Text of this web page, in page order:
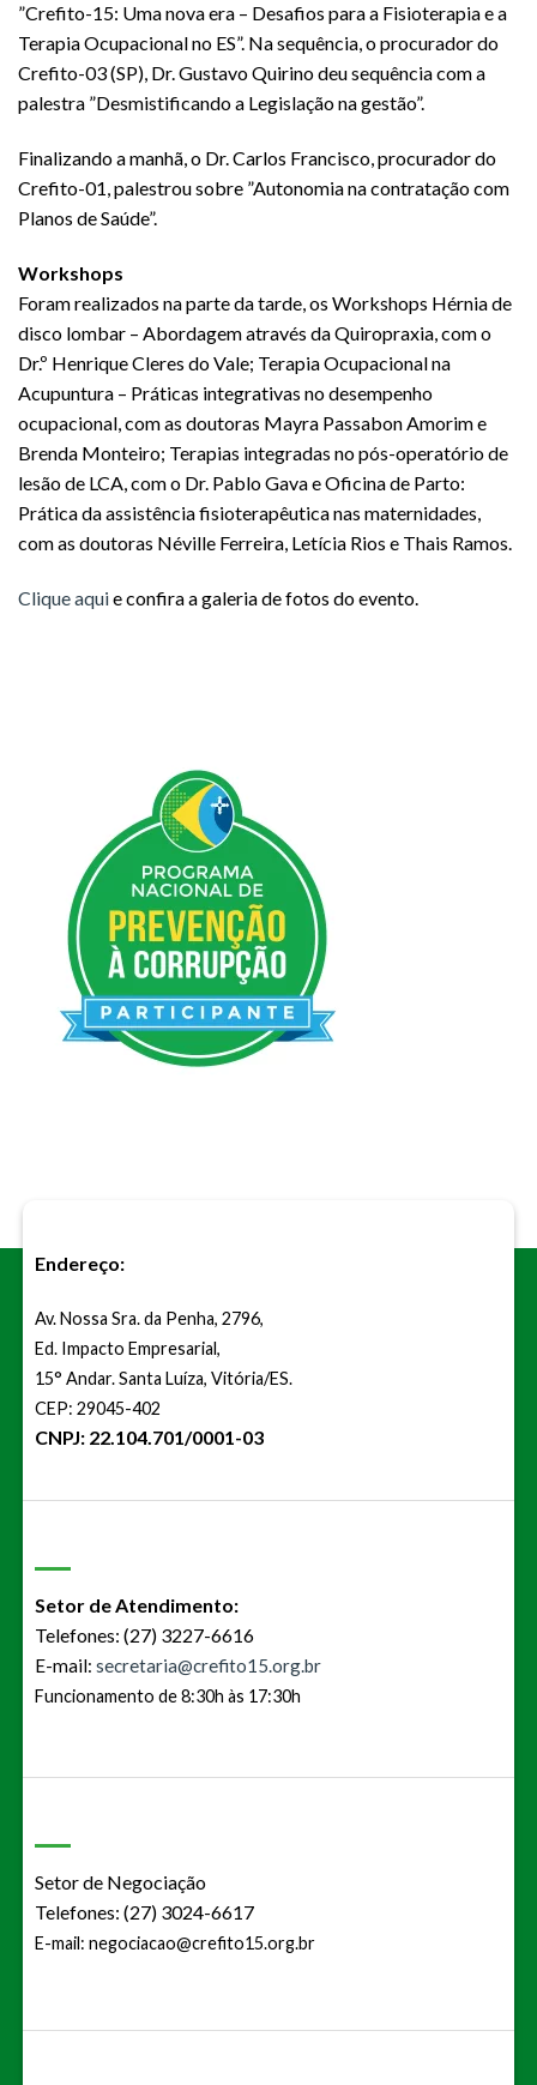
”Crefito-15: Uma nova era – Desafios para a Fisioterapia e a
Terapia Ocupacional no ES”. Na sequência, o procurador do
Crefito-03 (SP), Dr. Gustavo Quirino deu sequência com a
palestra ”Desmistificando a Legislação na gestão”.
Finalizando a manhã, o Dr. Carlos Francisco, procurador do
Crefito-01, palestrou sobre ”Autonomia na contratação com
Planos de Saúde”.
Workshops
Foram realizados na parte da tarde, os Workshops Hérnia de
disco lombar – Abordagem através da Quiropraxia, com o
Dr.º Henrique Cleres do Vale; Terapia Ocupacional na
Acupuntura – Práticas integrativas no desempenho
ocupacional, com as doutoras Mayra Passabon Amorim e
Brenda Monteiro; Terapias integradas no pós-operatório de
lesão de LCA, com o Dr. Pablo Gava e Oficina de Parto:
Prática da assistência fisioterapêutica nas maternidades,
com as doutoras Néville Ferreira, Letícia Rios e Thais Ramos.
Clique aquie confira a galeria de fotos do evento.
Endereço:
Av. Nossa Sra. da Penha, 2796,
Ed. Impacto Empresarial,
15° Andar. Santa Luíza, Vitória/ES.
CEP: 29045-402
CNPJ: 22.104.701/0001-03
Setor de Atendimento:
Telefones: (27) 3227-6616
E-mail: secretaria@crefito15.org.br
Funcionamento de 8:30h às 17:30h
Setor de Negociação
Telefones: (27) 3024-6617
E-mail: negociacao@crefito15.org.br